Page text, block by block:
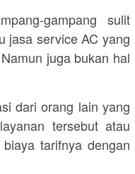
gampang sulit
jasa service AC yang
juga bukan hal
dari orang lain yang
tersebut atau
tarifnya dengan